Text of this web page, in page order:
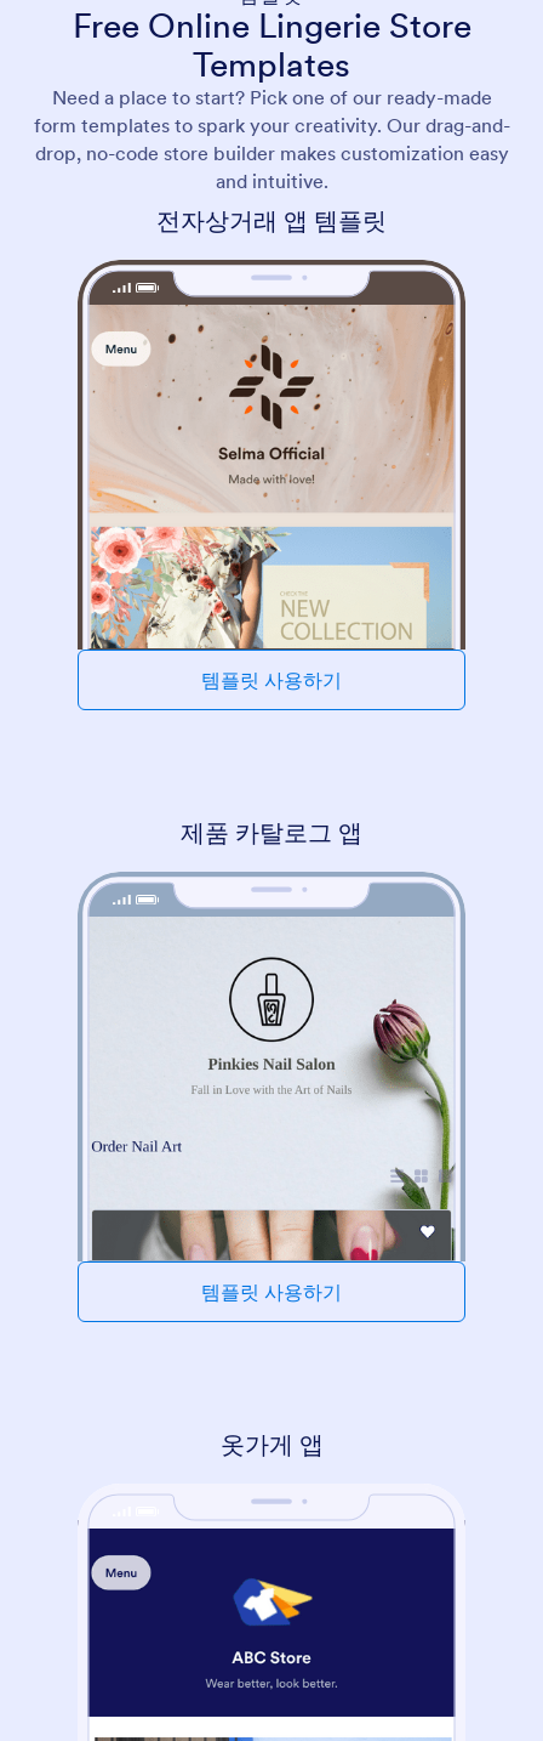
Free Online Lingerie Store
Templates
Need a place to start? Pick one of our ready-made
form templates to spark your creativity. Our drag-and-
drop, no-code store builder makes customization easy
and intuitive.
전자상거래 앱 템플릿
템플릿 사용하기
제품 카탈로그 앱
템플릿 사용하기
옷가게 앱